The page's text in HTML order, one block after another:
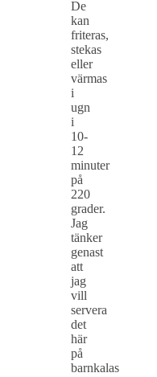
De
kan
friteras,
stekas
eller
värmas
i
ugn
i
10-
12
minuter
på
220
grader.
Jag
tänker
genast
att
jag
vill
servera
det
här
på
barnkalas